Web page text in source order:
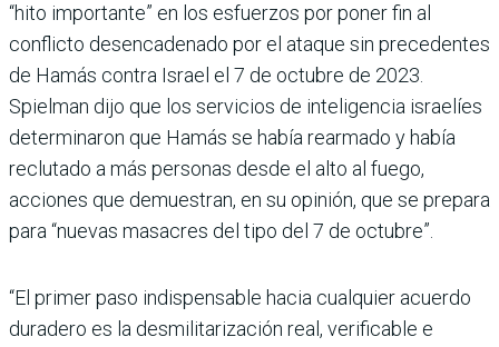
“hito importante” en los esfuerzos por poner fin al
conflicto desencadenado por el ataque sin precedentes
de Hamás contra Israel el 7 de octubre de 2023.
Spielman dijo que los servicios de inteligencia israelíes
determinaron que Hamás se había rearmado y había
reclutado a más personas desde el alto al fuego,
acciones que demuestran, en su opinión, que se prepara
para “nuevas masacres del tipo del 7 de octubre”.
“El primer paso indispensable hacia cualquier acuerdo
duradero es la desmilitarización real, verificable e